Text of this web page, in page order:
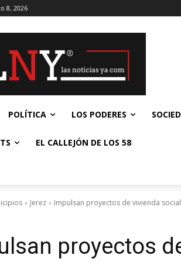
8, 2026
POLÍTICA LOS PODERES
EL CALLEJÓN DE LOS 58
Jerez Impulsan proyectos de vivienda
proyectos